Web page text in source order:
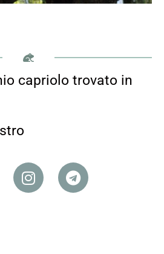
capriolo trovato in